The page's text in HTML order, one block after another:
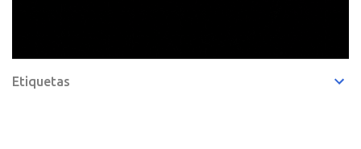
Etiquetas